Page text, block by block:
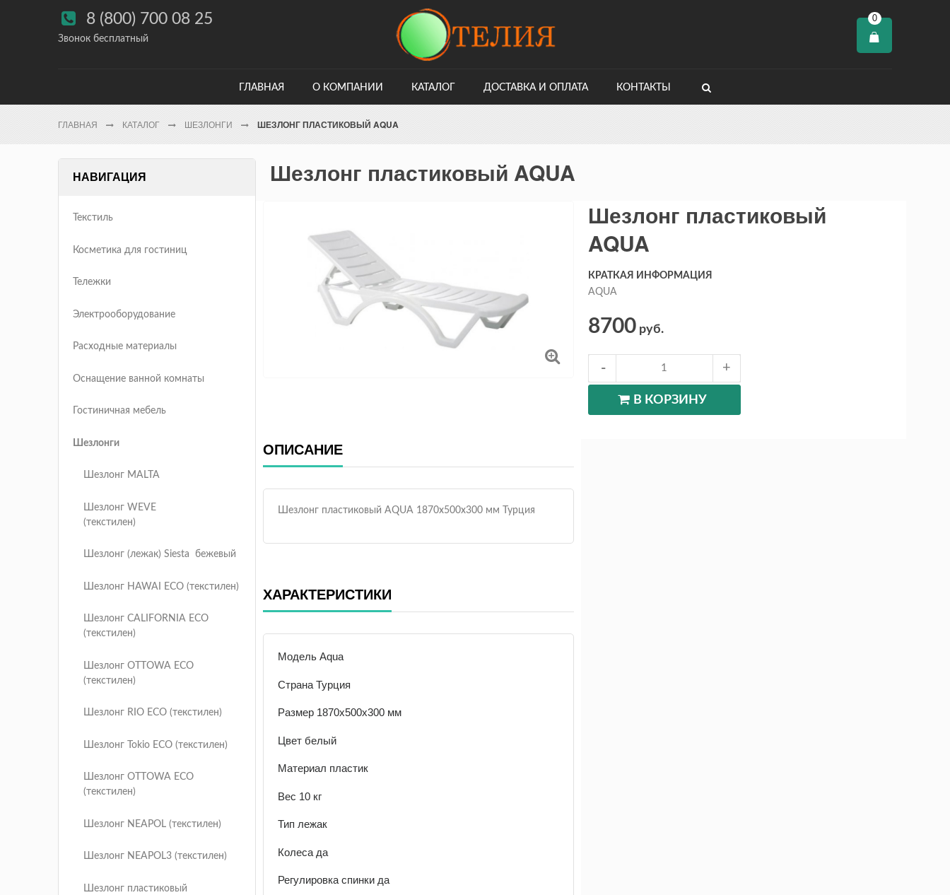
 8 (800) 700 08 25
Звонок бесплатный
0
ГЛАВНАЯ О КОМПАНИИ КАТАЛОГ ДОСТАВКА И ОПЛАТА КОНТАКТЫ
ГЛАВНАЯ КАТАЛОГ ШЕЗЛОНГИ ШЕЗЛОНГ ПЛАСТИКОВЫЙ AQUA
Шезлонг пластиковый AQUA
Шезлонг пластиковый
AQUA
КРАТКАЯ ИНФОРМАЦИЯ
AQUA
8700 руб.
В КОРЗИНУ
ОПИСАНИЕ
Шезлонг пластиковый AQUA 1870x500x300 мм Турция
ХАРАКТЕРИСТИКИ
Модель Aqua
Страна Турция
Размер 1870x500x300 мм
Цвет белый
Материал пластик
Вес 10 кг
Тип лежак
Колеса да
Регулировка спинки да
НАВИГАЦИЯ
Текстиль
Косметика для гостиниц
Тележки
Электрооборудование
Расходные материалы
Оснащение ванной комнаты
Гостиничная мебель
Шезлонги
Шезлонг MALTA
Шезлонг WEVE
(текстилен)
Шезлонг (лежак) Siesta бежевый
Шезлонг HAWAI ECO (текстилен)
Шезлонг CALIFORNIA ECO
(текстилен)
Шезлонг OTTOWA ECO
(текстилен)
Шезлонг RIO ECO (текстилен)
Шезлонг Tokio ECO (текстилен)
Шезлонг OTTOWA ECO
(текстилен)
Шезлонг NEAPOL (текстилен)
Шезлонг NEAPOL3 (текстилен)
Шезлонг пластиковый